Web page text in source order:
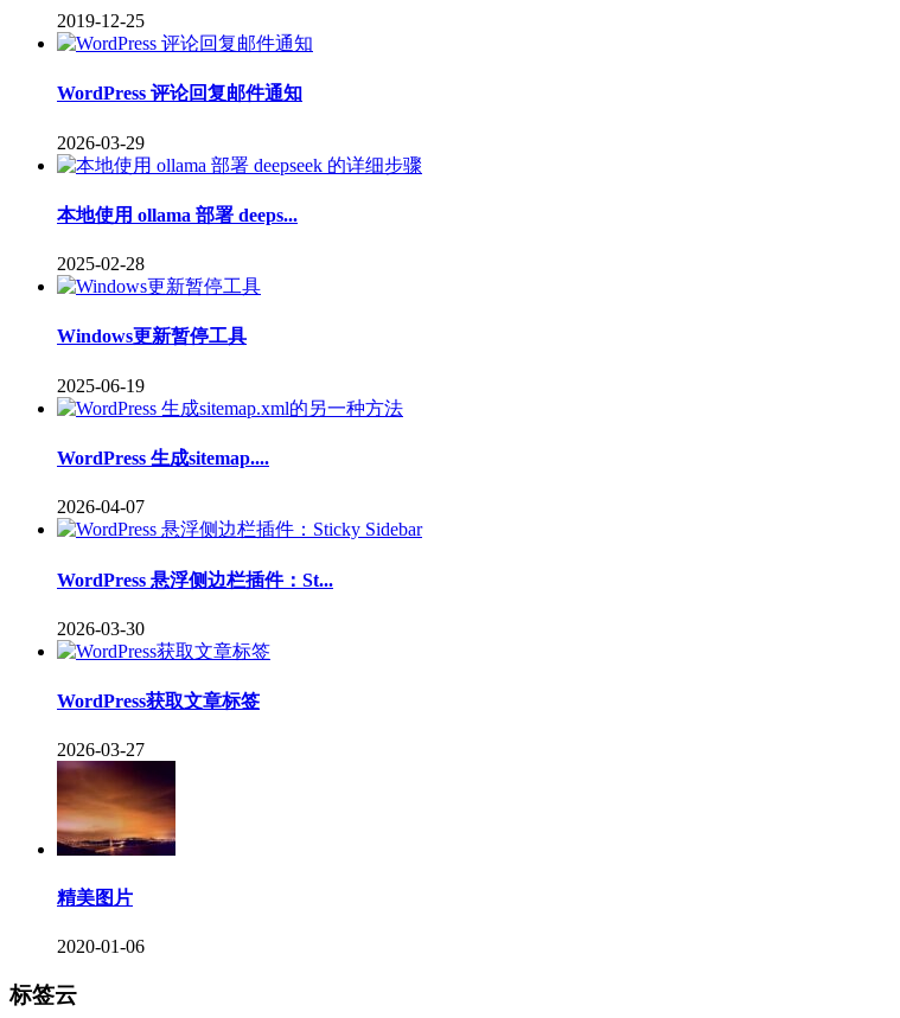
2019-12-25
WordPress 评论回复邮件通知
2026-03-29
本地使用 ollama 部署 deeps...
2025-02-28
Windows更新暂停工具
2025-06-19
WordPress 生成sitemap....
2026-04-07
WordPress 悬浮侧边栏插件：St...
2026-03-30
WordPress获取文章标签
2026-03-27
精美图片
2020-01-06
标签云